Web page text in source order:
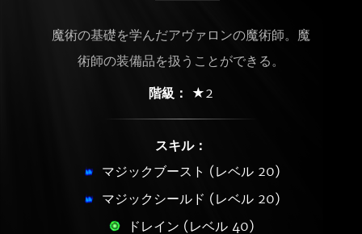
魔術の基礎を学んだアヴァロンの魔術師。魔
術師の装備品を扱うことができる。
階級：
★2
スキル：
マジックブースト (レベル 20)
マジックシールド (レベル 20)
ドレイン (レベル 40)